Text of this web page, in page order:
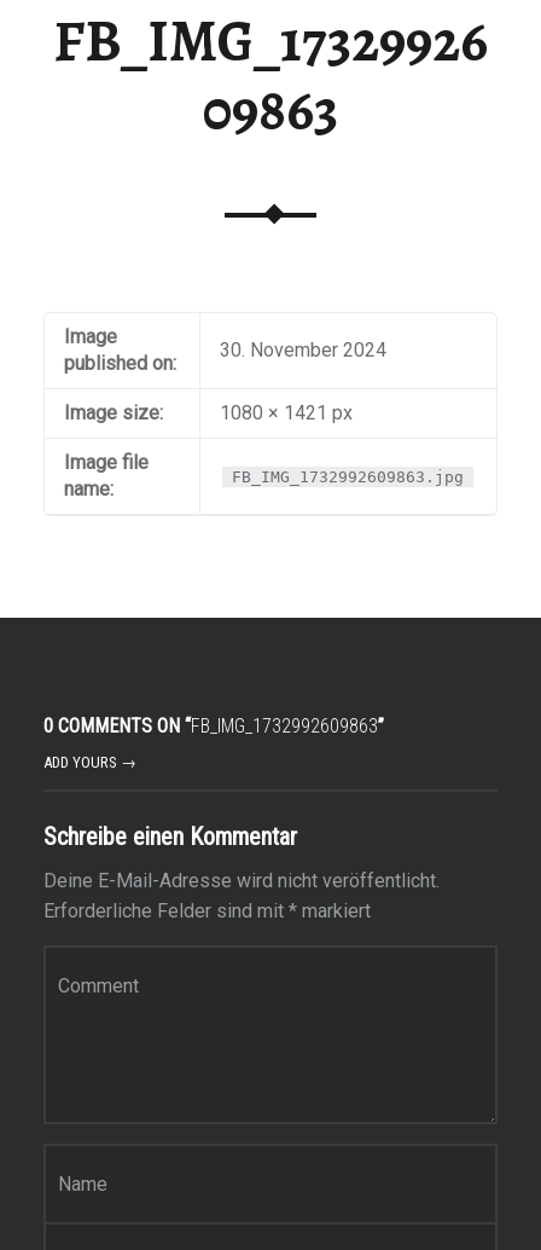
FB_IMG_17329926
09863
Image
published on:
30. November 2024
Image size: 1080 × 1421 px
Image file
name:
FB_IMG_1732992609863.jpg
0 COMMENTS ON “FB_IMG_1732992609863”
ADD YOURS →
Schreibe einen Kommentar
Deine E-Mail-Adresse wird nicht veröffentlicht.
Erforderliche Felder sind mit *markiert